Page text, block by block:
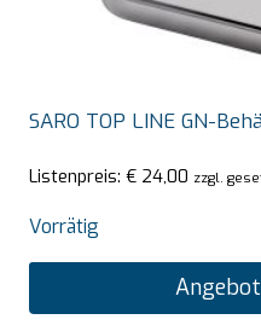
SARO TOP LINE GN-
Listenpreis: € 24,00 zzgl.
Vorrätig